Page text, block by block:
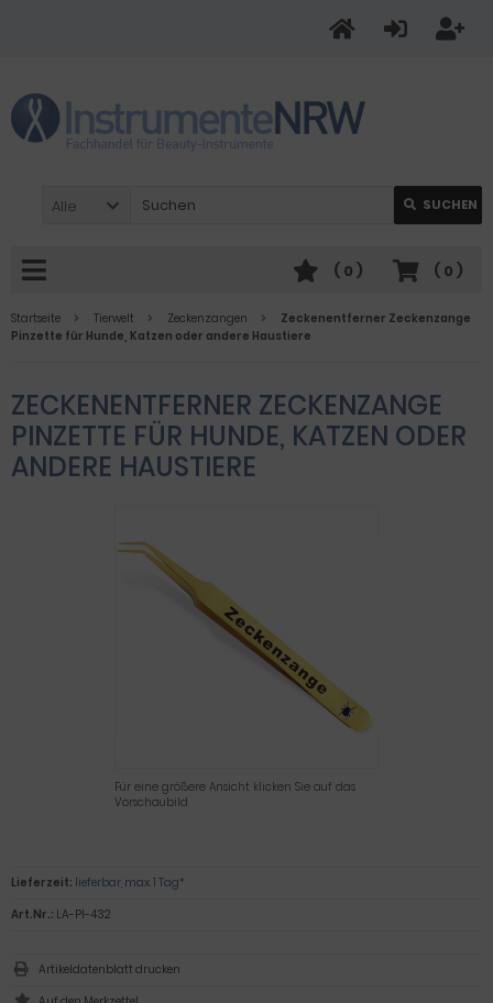
Alle SUCHEN
( 0 )
( 0 )
Startseite Tierwelt Zeckenzangen
Zeckenentferner Zeckenzange
Pinzette für Hunde, Katzen oder andere Haustiere
ZECKENENTFERNER ZECKENZANGE
PINZETTE FÜR HUNDE, KATZEN ODER
ANDERE HAUSTIERE
Für eine größere Ansicht klicken Sie auf das
Vorschaubild
Lieferzeit: lieferbar, max. 1 Tag*
Art.Nr.: LA-PI-432
Artikeldatenblatt drucken